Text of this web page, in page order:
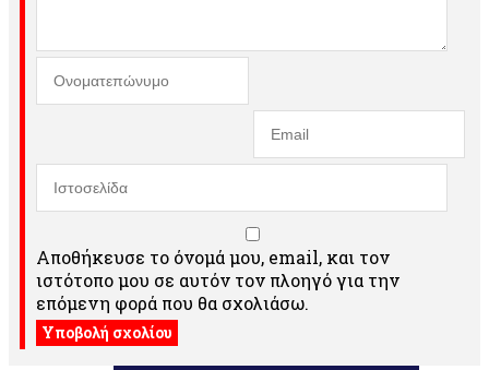
Αποθήκευσε το όνομά μου, email, και τον
ιστότοπο μου σε αυτόν τον πλοηγό για την
επόμενη φορά που θα σχολιάσω.